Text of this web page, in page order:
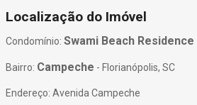
Localização do Imóvel
Condomínio: Swami Beach Residence
Bairro: Campeche - Florianópolis, SC
Endereço: Avenida Campeche